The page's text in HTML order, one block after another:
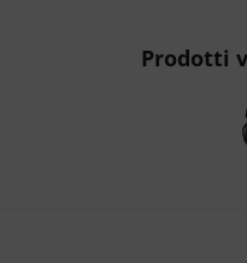
Prodotti